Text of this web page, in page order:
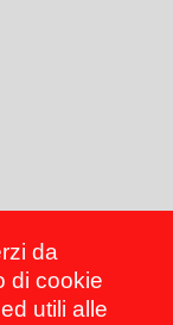
da
di cookie
utili alle